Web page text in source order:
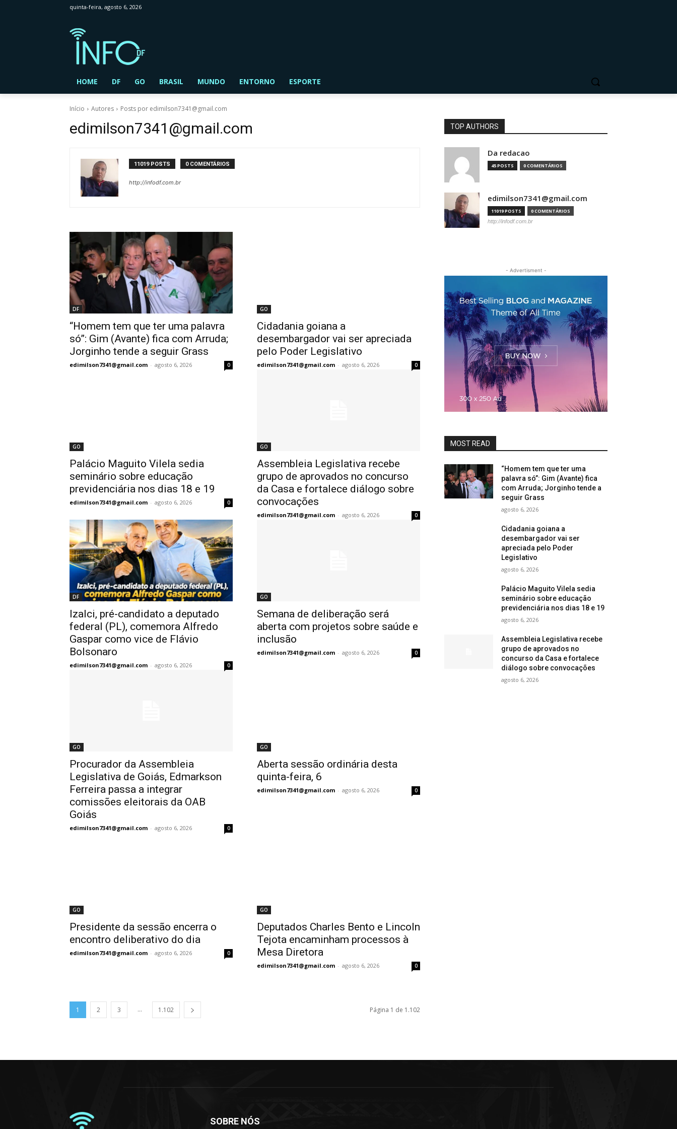
quinta-feira, agosto 6, 2026
HOME DF GO BRASIL MUNDO ENTORNO ESPORTE
Início Autores Posts por edimilson7341@gmail.com
edimilson7341@gmail.com
11019 POSTS 0 COMENTÁRIOS
http://infodf.com.br
DF
“Homem tem que ter uma palavra
só”: Gim (Avante) fica com Arruda;
Jorginho tende a seguir Grass
edimilson7341@gmail.com - agosto 6, 2026 0
GO
Cidadania goiana a
desembargador vai ser apreciada
pelo Poder Legislativo
edimilson7341@gmail.com - agosto 6, 2026 0
GO
Palácio Maguito Vilela sedia
seminário sobre educação
previdenciária nos dias 18 e 19
edimilson7341@gmail.com - agosto 6, 2026 0
GO
Assembleia Legislativa recebe
grupo de aprovados no concurso
da Casa e fortalece diálogo sobre
convocações
edimilson7341@gmail.com - agosto 6, 2026 0
DF
Izalci, pré-candidato a deputado
federal (PL), comemora Alfredo
Gaspar como vice de Flávio
Bolsonaro
edimilson7341@gmail.com - agosto 6, 2026 0
GO
Semana de deliberação será
aberta com projetos sobre saúde e
inclusão
edimilson7341@gmail.com - agosto 6, 2026 0
GO
Procurador da Assembleia
Legislativa de Goiás, Edmarkson
Ferreira passa a integrar
comissões eleitorais da OAB
Goiás
edimilson7341@gmail.com - agosto 6, 2026 0
GO
Aberta sessão ordinária desta
quinta-feira, 6
edimilson7341@gmail.com - agosto 6, 2026 0
GO
Presidente da sessão encerra o
encontro deliberativo do dia
edimilson7341@gmail.com - agosto 6, 2026 0
GO
Deputados Charles Bento e Lincoln
Tejota encaminham processos à
Mesa Diretora
edimilson7341@gmail.com - agosto 6, 2026 0
1 2 3 ... 1.102 Página 1 de 1.102
TOP AUTHORS
Da redacao
45 POSTS 0 COMENTÁRIOS
edimilson7341@gmail.com
11019 POSTS 0 COMENTÁRIOS
http://infodf.com.br
- Advertisment -
MOST READ
“Homem tem que ter uma
palavra só”: Gim (Avante) fica
com Arruda; Jorginho tende a
seguir Grass
agosto 6, 2026
Cidadania goiana a
desembargador vai ser
apreciada pelo Poder
Legislativo
agosto 6, 2026
Palácio Maguito Vilela sedia
seminário sobre educação
previdenciária nos dias 18 e 19
agosto 6, 2026
Assembleia Legislativa recebe
grupo de aprovados no
concurso da Casa e fortalece
diálogo sobre convocações
agosto 6, 2026
SOBRE NÓS